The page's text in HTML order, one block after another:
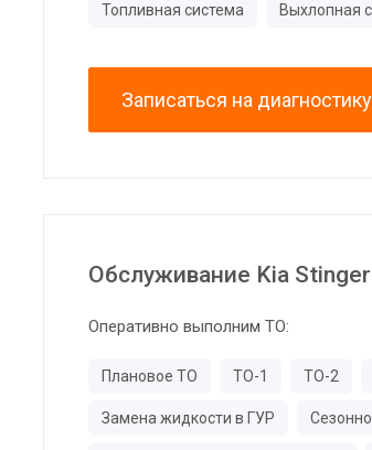
Топливная система Выхлопная
Записаться на диагностику
Обслуживание Kia Stinger
Оперативно выполним ТО:
Плановое ТО ТО-1 ТО-2
Замена жидкости в ГУР